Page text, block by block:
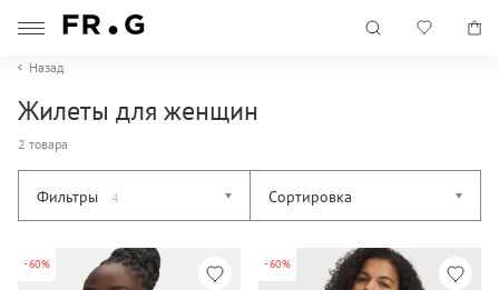
Назад
Жилеты для женщин
2 товара
Фильтры 4 Сортировка
-60% -60%